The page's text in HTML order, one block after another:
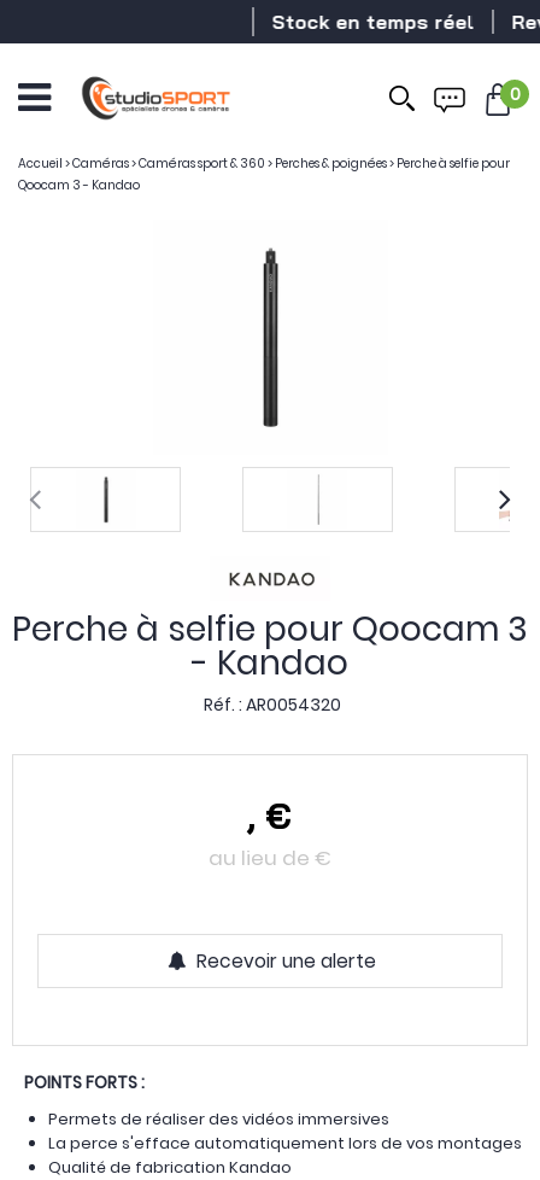
Stock en temps réel
0
Accueil >Caméras>Caméras sport & 360 > Perches & poignées> Perche à selfie pour
Qoocam 3 - Kandao
Perche à selfie pour Qoocam 3
- Kandao
Réf. : AR0054320
, €
au lieu de €
Recevoir une alerte
POINTS FORTS :
Permets de réaliser des vidéos immersives
La perce s'efface automatiquement lors de vos montages
Qualité de fabrication Kandao